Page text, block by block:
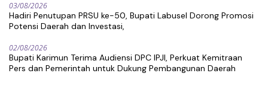
03/08/2026
Hadiri Penutupan PRSU ke-50, Bupati Labusel Dorong Promosi
Potensi Daerah dan Investasi,
02/08/2026
Bupati Karimun Terima Audiensi DPC IPJI, Perkuat Kemitraan
Pers dan Pemerintah untuk Dukung Pembangunan Daerah